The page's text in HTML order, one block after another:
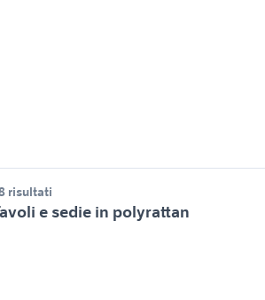
risultati
e sedie in polyrattan